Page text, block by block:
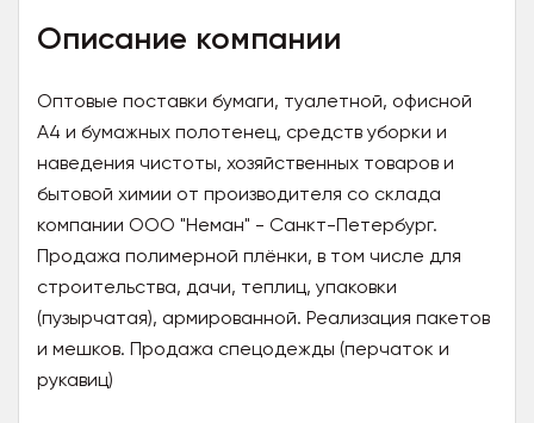
Описание компании
Оптовые поставки бумаги, туалетной, офисной
А4 и бумажных полотенец, средств уборки и
наведения чистоты, хозяйственных товаров и
бытовой химии от производителя со склада
компании ООО "Неман" - Санкт-Петербург.
Продажа полимерной плёнки, в том числе для
строительства, дачи, теплиц, упаковки
(пузырчатая), армированной. Реализация пакетов
и мешков. Продажа спецодежды (перчаток и
рукавиц)